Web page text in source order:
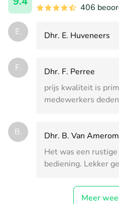
406
E. Dhr. E. Huveneers
F.
Dhr. F. Perree
prijs kwaliteit is
medewerkers
B.
Dhr. B. Van Amerom
Het was een
bediening. Lekker
Meer